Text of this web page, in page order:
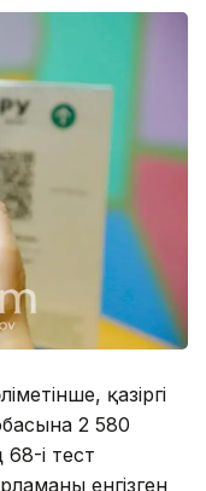
қазіргі
2 580
і тест
енгізген